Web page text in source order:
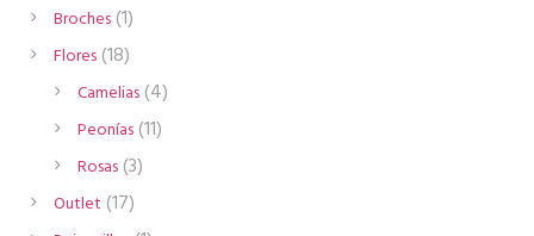
Broches 11
producto
Flores 1818
productos
Camelias 44
Peonías 1111
Rosas 33
Outlet 1717
productos